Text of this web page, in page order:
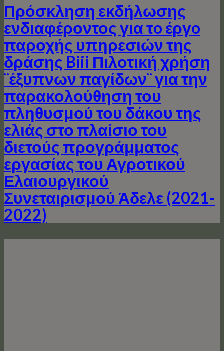
Πρόσκληση εκδήλωσης
ενδιαφέροντος για τo έργo
παροχής υπηρεσιών της
δράσης Biii Πιλοτική χρήση
¨έξυπνων παγίδων¨ για την
παρακολούθηση του
πληθυσμού του δάκου της
ελιάς στο πλαίσιο του
διετούς προγράμματος
εργασίας του Αγροτικού
Ελαιουργικού
Συνεταιρισμού Άδελε (2021-
2022)